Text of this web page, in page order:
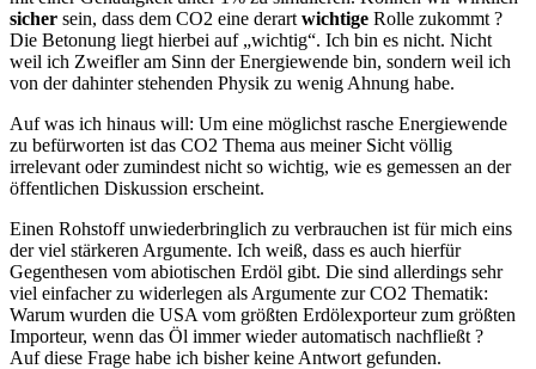
sicher sein, dass dem CO2 eine derart wichtige Rolle zukommt ?
Die Betonung liegt hierbei auf „wichtig“. Ich bin es nicht. Nicht
weil ich Zweifler am Sinn der Energiewende bin, sondern weil ich
von der dahinter stehenden Physik zu wenig Ahnung habe.
Auf was ich hinaus will: Um eine möglichst rasche Energiewende
zu befürworten ist das CO2 Thema aus meiner Sicht völlig
irrelevant oder zumindest nicht so wichtig, wie es gemessen an der
öffentlichen Diskussion erscheint.
Einen Rohstoff unwiederbringlich zu verbrauchen ist für mich eins
der viel stärkeren Argumente. Ich weiß, dass es auch hierfür
Gegenthesen vom abiotischen Erdöl gibt. Die sind allerdings sehr
viel einfacher zu widerlegen als Argumente zur CO2 Thematik:
Warum wurden die USA vom größten Erdölexporteur zum größten
Importeur, wenn das Öl immer wieder automatisch nachfließt ?
Auf diese Frage habe ich bisher keine Antwort gefunden.